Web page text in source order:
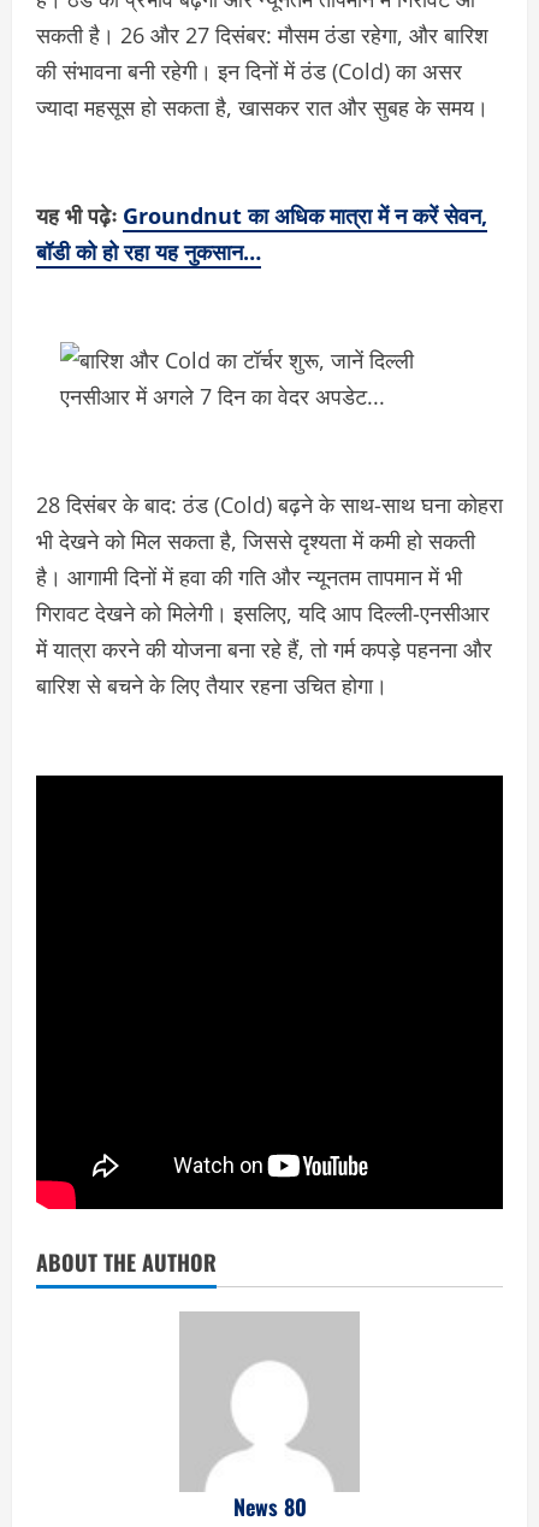
सकती है। 26 और 27 दिसंबर: मौसम ठंडा रहेगा, और बारिश
की संभावना बनी रहेगी। इन दिनों में ठंड (Cold) का असर
ज्यादा महसूस हो सकता है, खासकर रात और सुबह के समय।
यह भी पढ़ेः Groundnut का अधिक मात्रा में न करें सेवन,
बॉडी को हो रहा यह नुकसान…
28 दिसंबर के बाद: ठंड (Cold) बढ़ने के साथ-साथ घना कोहरा
भी देखने को मिल सकता है, जिससे दृश्यता में कमी हो सकती
है। आगामी दिनों में हवा की गति और न्यूनतम तापमान में भी
गिरावट देखने को मिलेगी। इसलिए, यदि आप दिल्ली-एनसीआर
में यात्रा करने की योजना बना रहे हैं, तो गर्म कपड़े पहनना और
बारिश से बचने के लिए तैयार रहना उचित होगा।
ABOUT THE AUTHOR
News 80